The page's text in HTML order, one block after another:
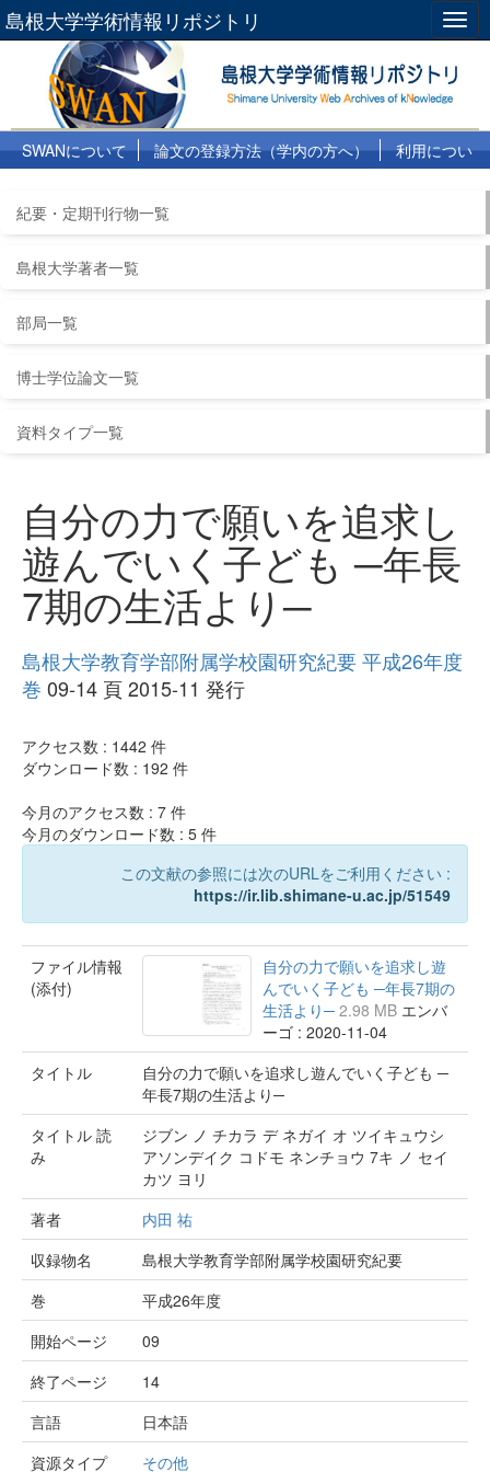
島根大学学術情報リポジトリ
SWANについて 論文の登録方法（学内の方へ）
利用につい
紀要・定期刊行物一覧
島根大学著者一覧
部局一覧
博士学位論文一覧
資料タイプ一覧
自分の力で願いを追求し
遊んでいく子ども ─年長
7期の生活より─
島根大学教育学部附属学校園研究紀要 平成26年度
巻 09-14 頁 2015-11 発行
アクセス数 : 1442 件
ダウンロード数 : 192 件
今月のアクセス数 : 7 件
今月のダウンロード数 : 5 件
この文献の参照には次のURLをご利用ください :
https://ir.lib.shimane-u.ac.jp/51549
ファイル情報
(添付)
自分の力で願いを追求し遊
んでいく子ども ─年長7期の
生活より─ 2.98 MB エンバ
ーゴ : 2020-11-04
タイトル
自分の力で願いを追求し遊んでいく子ども ─
年長7期の生活より─
タイトル 読
み
ジブン ノ チカラ デ ネガイ オ ツイキュウシ
アソンデイク コドモ ネンチョウ 7キ ノ セイ
カツ ヨリ
著者
内田 祐
収録物名
島根大学教育学部附属学校園研究紀要
巻
平成26年度
開始ページ
09
終了ページ
14
言語
日本語
資源タイプ
その他